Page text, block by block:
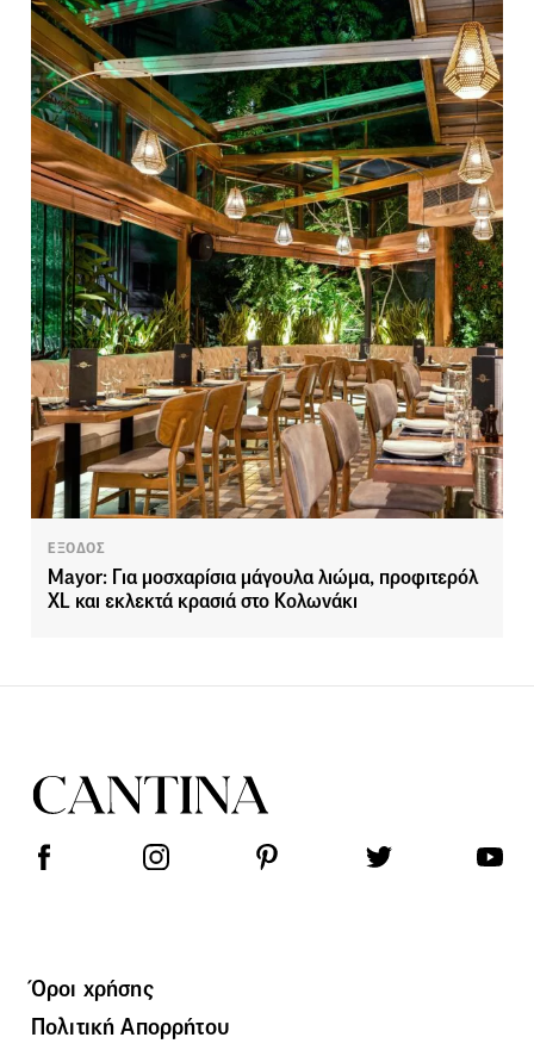
ΕΞΟΔΟΣ
Mayor: Για μοσχαρίσια μάγουλα λιώμα, προφιτερόλ
XL και εκλεκτά κρασιά στο Κολωνάκι
Όροι χρήσης
Πολιτική Απορρήτου